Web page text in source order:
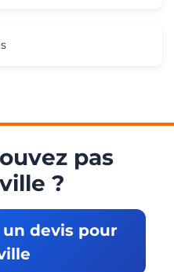
pas
?
devis pour